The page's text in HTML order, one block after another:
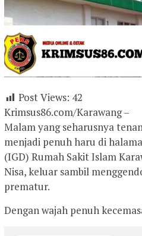
Post Views: 42
Krimsus86.com/Karawang –
Malam yang seharusnya
menjadi penuh haru di
(IGD) Rumah Sakit Islam
Nisa, keluar sambil
prematur.
Dengan wajah penuh